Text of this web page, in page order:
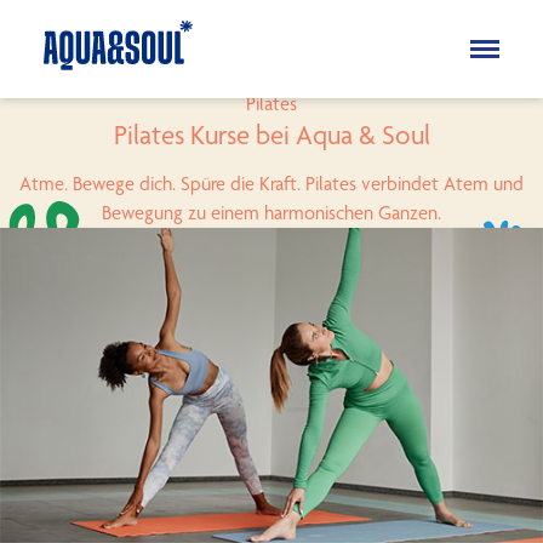
Soul
Pilates
Wellness & Retreat
Specials
Pilates
Pilates Kurse bei Aqua & Soul
Atme. Bewege dich. Spüre die Kraft. Pilates verbindet Atem und
Bewegung zu einem harmonischen Ganzen.